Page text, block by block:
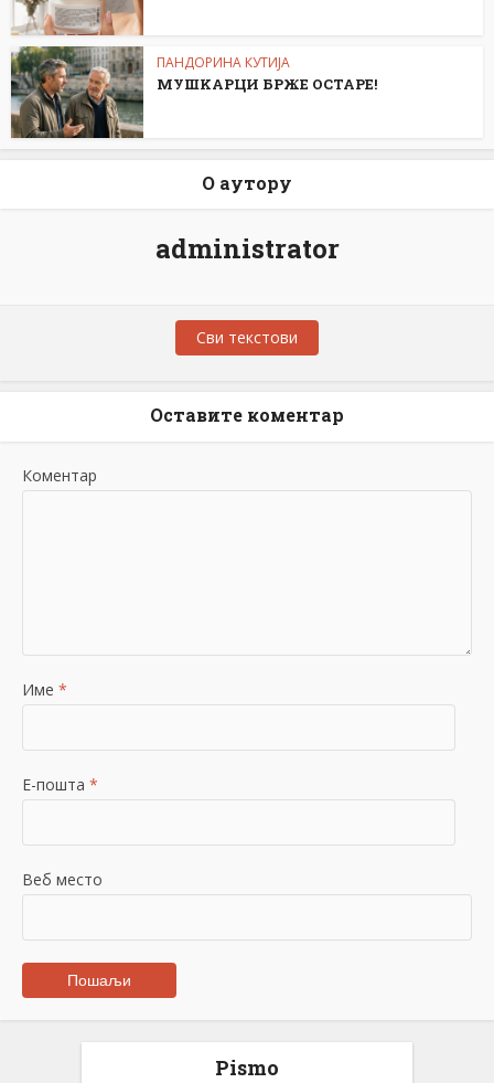
ПАНДОРИНА КУТИЈА
МУШKАРЦИ БРЖЕ ОСТАРЕ!
О аутору
administrator
Сви текстови
Оставите коментар
Коментар
Име *
Е-пошта *
Веб место
Pismo